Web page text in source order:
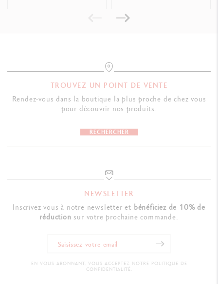
TROUVEZ UN POINT DE VENTE
Rendez-vous dans la boutique la plus proche de chez vous
pour découvrir nos produits.
RECHERCHER
NEWSLETTER
Inscrivez-vous à notre newsletter et bénéficiez de 10% de
réduction sur votre prochaine commande.
EN VOUS ABONNANT, VOUS ACCEPTEZ NOTRE POLITIQUE DE
CONFIDENTIALITÉ.